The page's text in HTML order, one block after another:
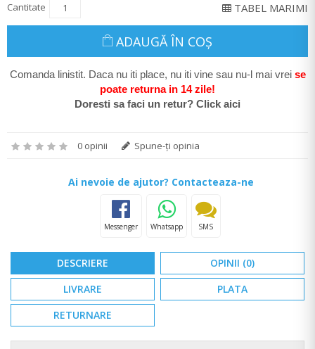
Cantitate TABEL MARIMI
ADAUGĂ ÎN COŞ
Comanda linistit. Daca nu iti place, nu iti vine sau nu-l mai vrei se
poate returna in 14 zile!
Doresti sa faci un retur? Click aici
0 opinii Spune-ţi opinia
Ai nevoie de ajutor? Contacteaza-ne
Messenger Whatsapp SMS
DESCRIERE
OPINII (0)
LIVRARE
PLATA
RETURNARE